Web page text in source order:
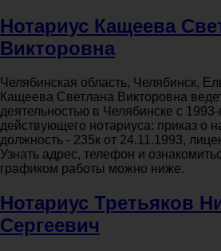
Нотариус Кащеева
Викторовна
Челябинская область, Челябинск,
Кащеева Светлана Викторовна
деятельностью в Челябинске с 1993-
действующего нотариуса: приказ о
должность - 235к от 24.11.1993,
Узнать адрес, телефон и
графиком работы можно ниже.
Нотариус Третьяков
Сергеевич